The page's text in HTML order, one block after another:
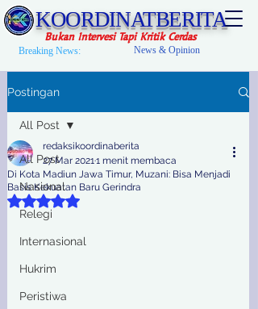
KOORDINATBERITA
Bukan Intervesi Tapi Kritik Cerdas
Breaking News: News & Opinion
Postingan
All Post
Nasional
Relegi
Internasional
Hukrim
Peristiwa
All Post
Di Kota Madiun Jawa Timur, Muzani: Bisa Menjadi
Basis Kekuatan Baru Gerindra
redaksikoordinaberita
27 Mar 20211 menit membaca
Dinilai NaN dari 5 bintang.